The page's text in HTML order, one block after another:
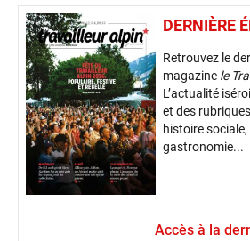
DERNIÈRE
Retrouvez le
magazine le
L’actualité
et des
histoire
gastronomie...
Accès à la